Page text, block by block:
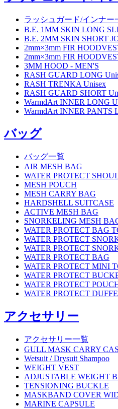
ラッシュガード/インナー
B.E. 1MM SKIN LONG
B.E. 2MM SKIN SHORT
2mm×3mm FIR
2mm×3mm FIR
3MM HOOD - MEN'S
RASH GUARD LONG
RASH TRENKA Unisex
RASH GUARD SHORT
WarmdArt INNER LONG
WarmdArt INNER PANTS
バッグ
バッグ一覧
AIR MESH BAG
WATER PROTECT
MESH POUCH
MESH CARRY BAG
HARDSHELL SUITCASE
ACTIVE MESH BAG
SNORKELING MESH
WATER PROTECT BAG
WATER PROTECT
WATER PROTECT
WATER PROTECT BAG
WATER PROTECT MINI
WATER PROTECT
WATER PROTECT
WATER PROTECT
アクセサリー
アクセサリー一覧
GULL MASK CARRY
Wetsuit / Drysuit Shampoo
WEIGHT VEST
ADJUSTABLE WEIGHT
TENSIONING BUCKLE
MASKBAND COVER
MARINE CAPSULE